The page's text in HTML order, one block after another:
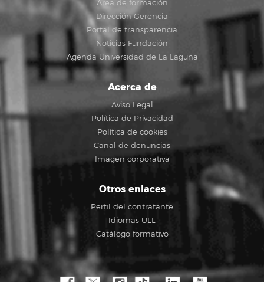
Área de formación
Dirección Gerencia
Portal de transparencia
Noticias Fundación
Agenda Universidad de La Laguna
Acerca de
Aviso Legal
Política de Privacidad
Política de cookies
Canal de denuncias
Imagen corporativa
Otros enlaces
Perfil del contratante
Idiomas ULL
Catálogo formativo